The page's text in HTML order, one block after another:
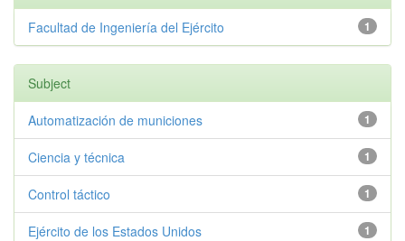
1
Facultad de Ingeniería del Ejército
Subject
1
Automatización de municiones
1
Ciencia y técnica
1
Control táctico
1
Ejército de los Estados Unidos